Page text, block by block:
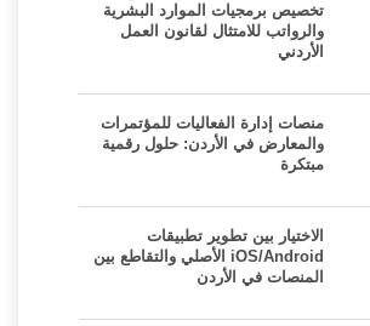
تخصيص برمجيات الموارد البشرية
والرواتب للامتثال لقانون العمل
الأردني
منصات إدارة الفعاليات للمؤتمرات
والمعارض في الأردن: حلول رقمية
مبتكرة
الاختيار بين تطوير تطبيقات
iOS/Android الأصلي والتقاطع بين
المنصات في الأردن